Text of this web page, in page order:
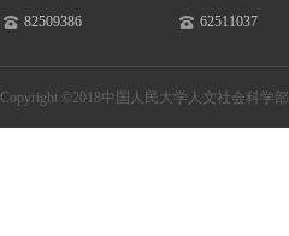
82509386
62511037
Copyright ©2018中国人民大学人文社会科学部